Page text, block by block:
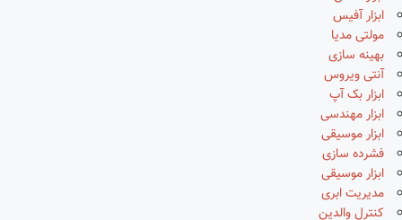
ابزار آفیس
مولتی مدیا
بهینه سازی
آنتی ویروس
ابزار بک آپ
ابزار مهندسی
ابزار موسیقی
فشرده سازی
ابزار موسیقی
مدیریت ابری
کنترل والدین